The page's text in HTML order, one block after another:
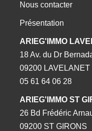
Nous contacter
Présentation
ARIEG'IMMO
18 Av. du Dr
09200 LAVELANET
05 61 64 06 28
ARIEG'IMMO ST
26 Bd Frédéric
09200 ST GIRONS